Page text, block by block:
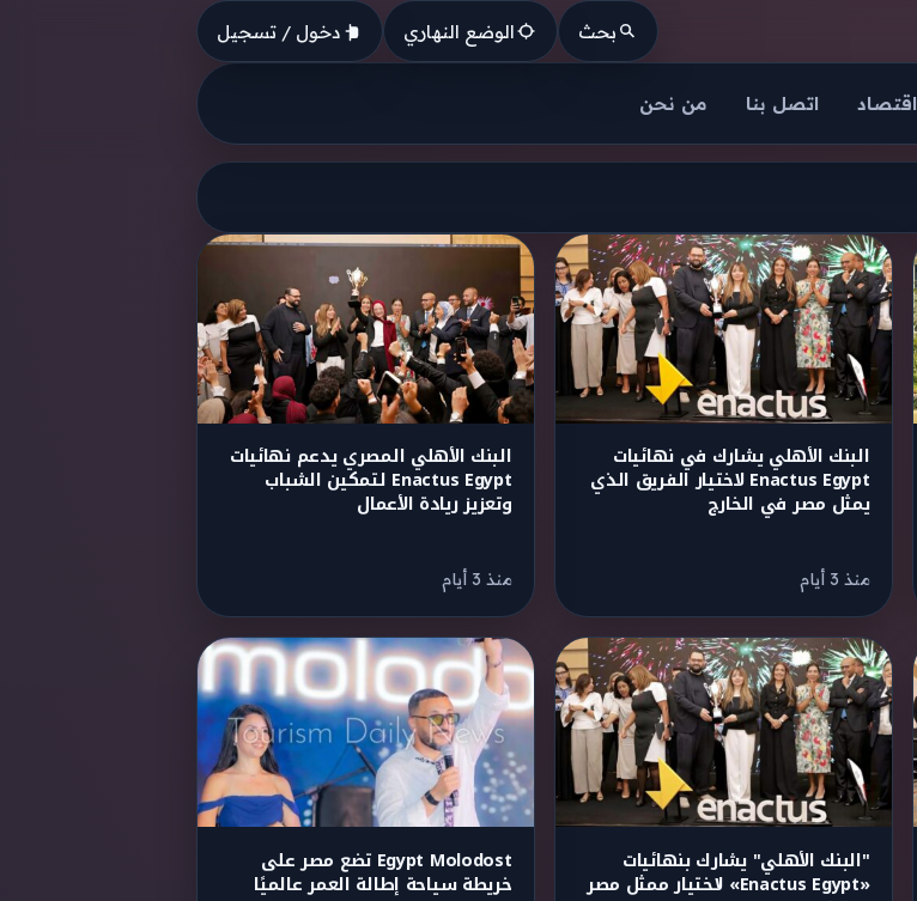
بحث الوضع النهاري دخول / تسجيل
اقتصاد اتصل بنا من نحن
البنك الأهلي يشارك في نهائيات
Enactus Egypt لاختيار الفريق الذي
يمثل مصر في الخارج
منذ 3 أيام
البنك الأهلي المصري يدعم نهائيات
Enactus Egypt لتمكين الشباب
وتعزيز ريادة الأعمال
منذ 3 أيام
"البنك الأهلي" يشارك بنهائيات
«Enactus Egypt» لاختيار ممثل مصر
Egypt Molodost تضع مصر على
خريطة سياحة إطالة العمر عالميًا